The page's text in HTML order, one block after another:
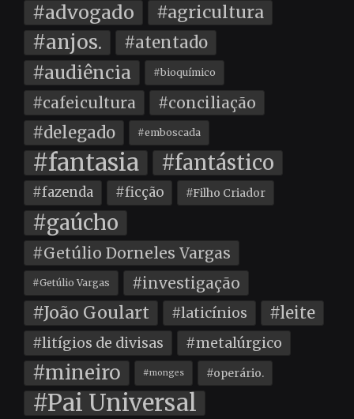
#advogado #agricultura
#anjos. #atentado
#audiência #bioquímico
#cafeicultura #conciliação
#delegado #emboscada
#fantasia #fantástico
#fazenda #ficção #Filho Criador
#gaúcho
#Getúlio Dorneles Vargas
#Getúlio Vargas #investigação
#João Goulart #laticínios #leite
#litígios de divisas #metalúrgico
#mineiro #monges #operário.
#Pai Universal